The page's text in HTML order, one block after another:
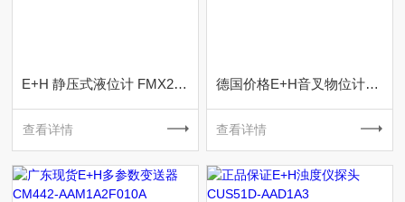
E+H 静压式液位计 FMX21-AA211HGD11A+PO
查看详情
德国价格E+H音叉物位计FTL51C-ABGKDK2G4AA
查看详情